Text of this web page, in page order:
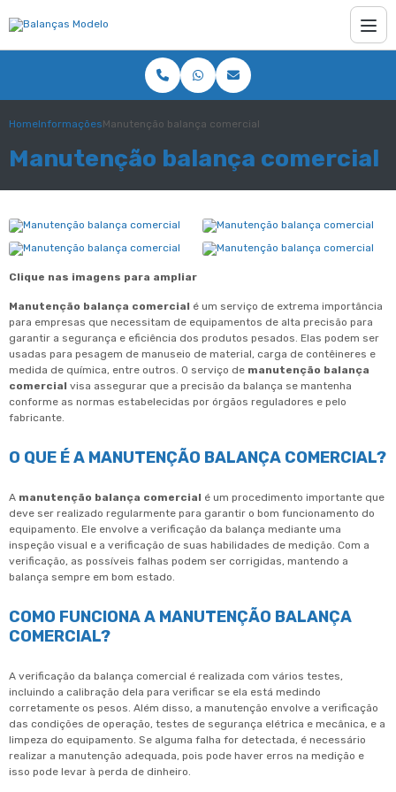
HomeInformaçõesManutenção balança comercial
Manutenção balança comercial
Clique nas imagens para ampliar
Manutenção balança comercial é um serviço de extrema importância
para empresas que necessitam de equipamentos de alta precisão para
garantir a segurança e eficiência dos produtos pesados. Elas podem ser
usadas para pesagem de manuseio de material, carga de contêineres e
medida de química, entre outros. O serviço de manutenção balança
comercial visa assegurar que a precisão da balança se mantenha
conforme as normas estabelecidas por órgãos reguladores e pelo
fabricante.
O QUE É A MANUTENÇÃO BALANÇA COMERCIAL?
A manutenção balança comercial é um procedimento importante que
deve ser realizado regularmente para garantir o bom funcionamento do
equipamento. Ele envolve a verificação da balança mediante uma
inspeção visual e a verificação de suas habilidades de medição. Com a
verificação, as possíveis falhas podem ser corrigidas, mantendo a
balança sempre em bom estado.
COMO FUNCIONA A MANUTENÇÃO BALANÇA
COMERCIAL?
A verificação da balança comercial é realizada com vários testes,
incluindo a calibração dela para verificar se ela está medindo
corretamente os pesos. Além disso, a manutenção envolve a verificação
das condições de operação, testes de segurança elétrica e mecânica, e a
limpeza do equipamento. Se alguma falha for detectada, é necessário
realizar a manutenção adequada, pois pode haver erros na medição e
isso pode levar à perda de dinheiro.